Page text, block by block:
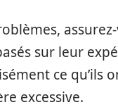
sur leur
ce qu’ils
excessive.